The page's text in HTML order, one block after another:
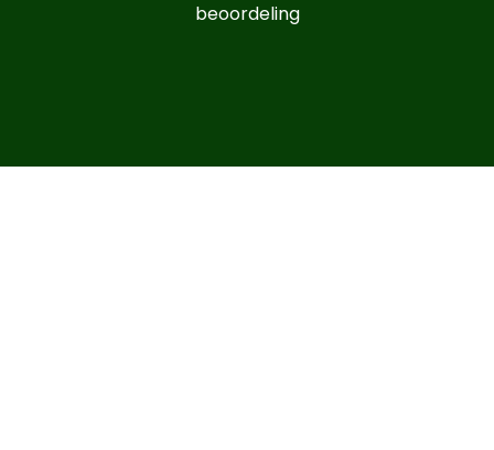
beoordeling